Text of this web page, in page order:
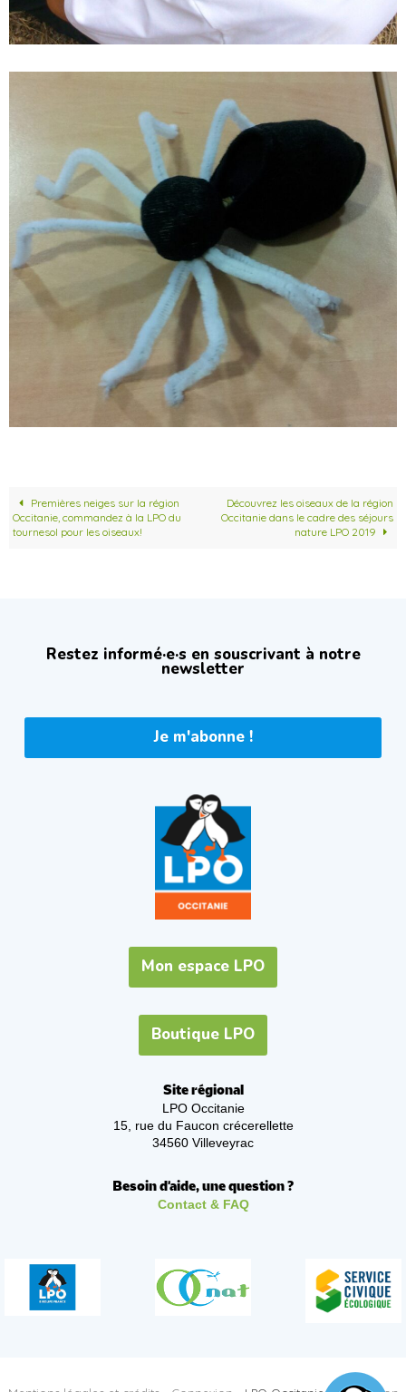
Premières neiges sur la région
Occitanie, commandez à la LPO du
tournesol pour les oiseaux!
Découvrez les oiseaux de la région
Occitanie dans le cadre des séjours
nature LPO 2019
Restez informé·e·s en souscrivant à notre
newsletter
Je m'abonne !
Mon espace LPO
Boutique LPO
Site régional
LPO Occitanie
15, rue du Faucon crécerellette
34560 Villeveyrac
Besoin d'aide, une question ?
Contact & FAQ